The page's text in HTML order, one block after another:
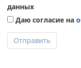
данных
Даю согласие на
Отправить